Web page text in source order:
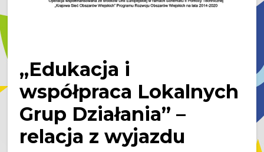
,,Edukacja i
współpraca Lokalnych
Grup Działania” –
relacja z wyjazdu